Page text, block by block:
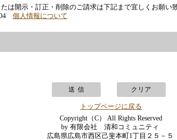
は開示・訂正・削除のご請求は下記まで宜しくお願い
個人情報について
トップページに戻る
Copyright（C） All Rights Reserved
by 有限会社 清和コミュニティ
広島県広島市西区己斐本町1丁目２５－５